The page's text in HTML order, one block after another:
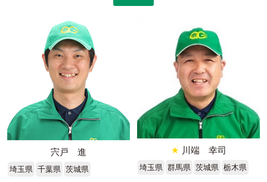
宍戸 進
埼玉県 千葉県 茨城県
★ 川端 幸司
埼玉県 群馬県 茨城県 栃木県